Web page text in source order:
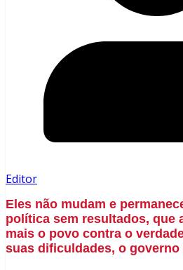
Editor
Eles não mudam e
política sem resultados, que
mais o povo contra o
suas dificuldades, o